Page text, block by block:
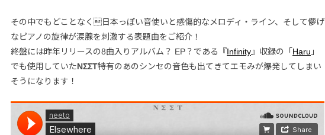
その中でもどことなく日本っぽい音使いと感傷的なメロディ・ライン、そして儚げ
なピアノの旋律が涙腺を刺激する表題曲をご紹介！
終盤には昨年リリースの8曲入りアルバム？ EP？である『Infinity』収録の「 Haru 」
でも使用していたNΣΣT特有のあのシンセの音色も出てきてエモみが爆発してしまい
そうになります！